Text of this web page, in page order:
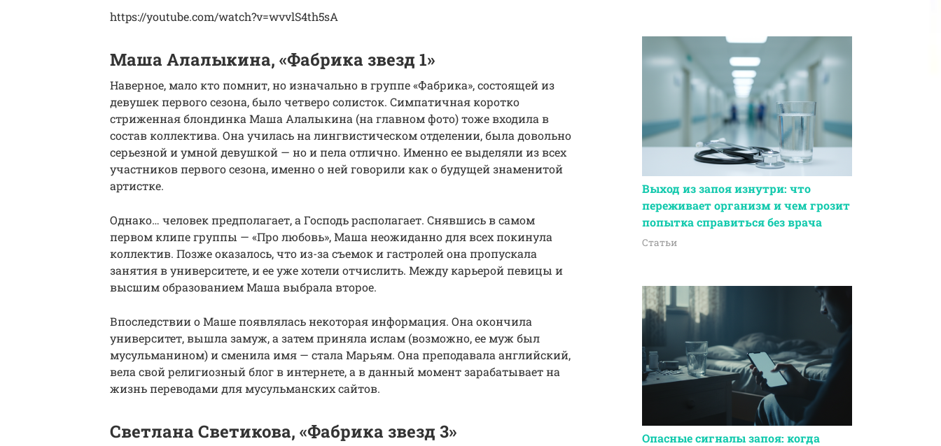
https://youtube.com/watch?v=wvvlS4th5sA
Маша Алалыкина, «Фабрика звезд 1»
Наверное, мало кто помнит, но изначально в группе «Фабрика», состоящей из
девушек первого сезона, было четверо солисток. Симпатичная коротко
стриженная блондинка Маша Алалыкина (на главном фото) тоже входила в
состав коллектива. Она училась на лингвистическом отделении, была довольно
серьезной и умной девушкой — но и пела отлично. Именно ее выделяли из всех
участников первого сезона, именно о ней говорили как о будущей знаменитой
артистке.
Однако… человек предполагает, а Господь располагает. Снявшись в самом
первом клипе группы — «Про любовь», Маша неожиданно для всех покинула
коллектив. Позже оказалось, что из-за съемок и гастролей она пропускала
занятия в университете, и ее уже хотели отчислить. Между карьерой певицы и
высшим образованием Маша выбрала второе.
Впоследствии о Маше появлялась некоторая информация. Она окончила
университет, вышла замуж, а затем приняла ислам (возможно, ее муж был
мусульманином) и сменила имя — стала Марьям. Она преподавала английский,
вела свой религиозный блог в интернете, а в данный момент зарабатывает на
жизнь переводами для мусульманских сайтов.
Светлана Светикова, «Фабрика звезд 3»
Выход из запоя изнутри: что
переживает организм и чем грозит
попытка справиться без врача
Статьи
Опасные сигналы запоя: когда